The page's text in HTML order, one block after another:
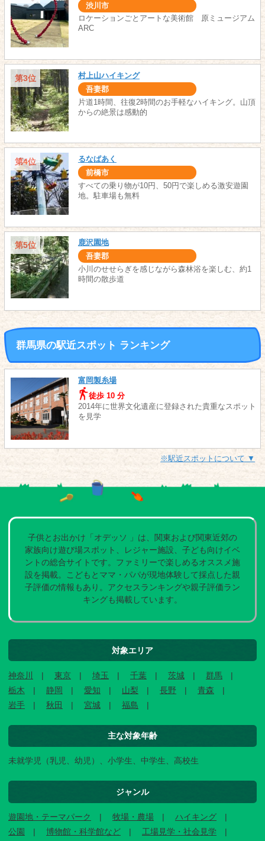
渋川市
ロケーションごとアートな美術館 原ミュージアム
ARC
第3位 村上山ハイキング
吾妻郡
片道1時間、往復2時間のお手軽なハイキング。山頂
からの絶景は感動的
第4位 るなぱあく
前橋市
すべての乗り物が10円、50円で楽しめる激安遊園
地。駐車場も無料
第5位 鹿沢園地
吾妻郡
小川のせせらぎを感じながら森林浴を楽しむ、約1
時間の散歩道
群馬県の駅近スポット ランキング
富岡製糸場
徒歩 10 分
2014年に世界文化遺産に登録された貴重なスポット
を見学
※駅近スポットについて ▼
子供とお出かけ「オデッソ 」は、関東および関東近郊の
家族向け遊び場スポット、レジャー施設、子ども向けイベ
ントの総合サイトです。ファミリーで楽しめるオススメ施
設を掲載。こどもとママ・パパが現地体験して採点した親
子評価の情報もあり。アクセスランキングや親子評価ラン
キングも掲載しています。
対象エリア
神奈川 東京 埼玉 千葉 茨城
群馬
栃木
静岡 愛知 山梨 長野
青森
岩手
秋田 宮城 福島
主な対象年齢
未就学児（乳児、幼児）、小学生、中学生、高校生
ジャンル
遊園地・テーマパーク 牧場・農場
ハイキング
公園
博物館・科学館など
工場見学・社会見学